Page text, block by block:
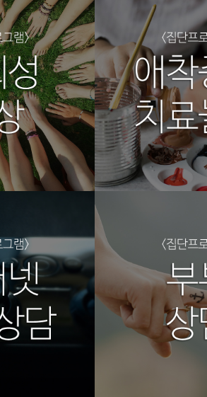
집단프로그램6
광주심리상담코칭센터